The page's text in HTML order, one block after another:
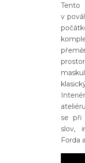
v
se při
slov,
Forda